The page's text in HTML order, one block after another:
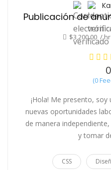
$3,200.00 / hr
0
(0
¡Hola! Me presento,
nuevas oportunidades
de manera
y tomar
CSS